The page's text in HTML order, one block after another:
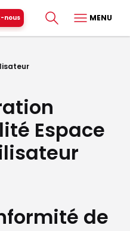
nous MENU
Espace
de